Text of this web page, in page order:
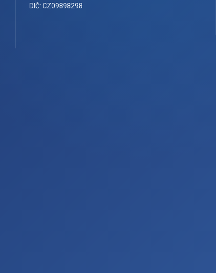
DIČ: CZ09898298